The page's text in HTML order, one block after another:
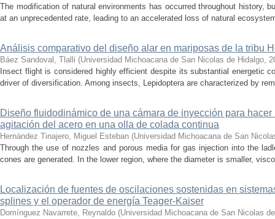
The modification of natural environments has occurred throughout history,
at an unprecedented rate, leading to an accelerated loss of natural
Análisis comparativo del diseño alar en mariposas de la tribu
Báez Sandoval, Tlalli (Universidad Michoacana de San Nicolas de Hidalgo,
Insect flight is considered highly efficient despite its substantial energetic
driver of diversification. Among insects, Lepidoptera are characterized by
Diseño fluidodinámico de una cámara de inyección para
agitación del acero en una olla de colada continua
Hernández Tinajero, Miguel Esteban (Universidad Michoacana de San
Through the use of nozzles and porous media for gas injection into the
cones are generated. In the lower region, where the diameter is smaller,
Localización de fuentes de oscilaciones sostenidas en
splines y el operador de energía Teager-Kaiser
Domínguez Navarrete, Reynaldo (Universidad Michoacana de San Nicolas